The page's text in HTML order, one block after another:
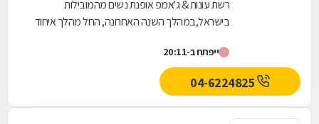
רשת עונות & ג'אמפ אופנת נשים מהמובילות
בישראל,במהלך השנה האחרונה, החל מהלך איחוד
בידול וזהות של...
ייפתח ב-20:11